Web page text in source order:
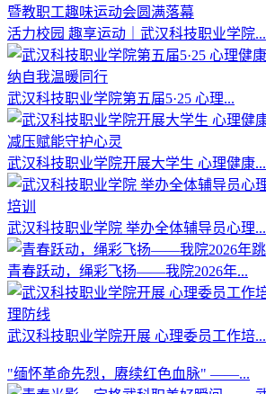
活力校园 趣享运动｜武汉科技职业学院...
武汉科技职业学院第五届5·25 心理...
武汉科技职业学院开展大学生 心理健康...
武汉科技职业学院 举办全体辅导员心理...
青春跃动，绳彩飞扬——我院2026年...
武汉科技职业学院开展 心理委员工作培...
"缅怀革命先烈，赓续红色血脉" ——...